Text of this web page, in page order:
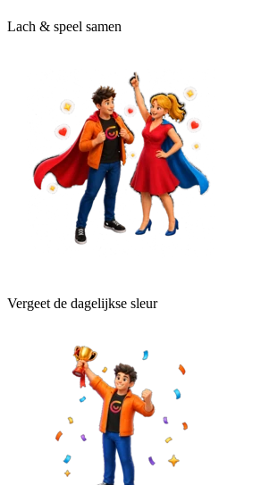
Lach & speel samen
Vergeet de dagelijkse sleur